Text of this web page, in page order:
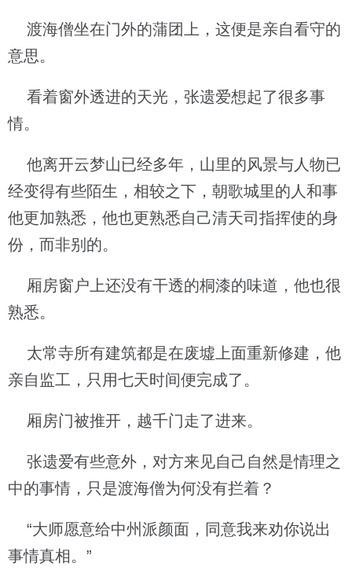
渡海僧坐在门外的蒲团上，这便是亲自看守的
意思。
看着窗外透进的天光，张遗爱想起了很多事
情。
他离开云梦山已经多年，山里的风景与人物已
经变得有些陌生，相较之下，朝歌城里的人和事
他更加熟悉，他也更熟悉自己清天司指挥使的身
份，而非别的。
厢房窗户上还没有干透的桐漆的味道，他也很
熟悉。
太常寺所有建筑都是在废墟上面重新修建，他
亲自监工，只用七天时间便完成了。
厢房门被推开，越千门走了进来。
张遗爱有些意外，对方来见自己自然是情理之
中的事情，只是渡海僧为何没有拦着？
“大师愿意给中州派颜面，同意我来劝你说出
事情真相。”